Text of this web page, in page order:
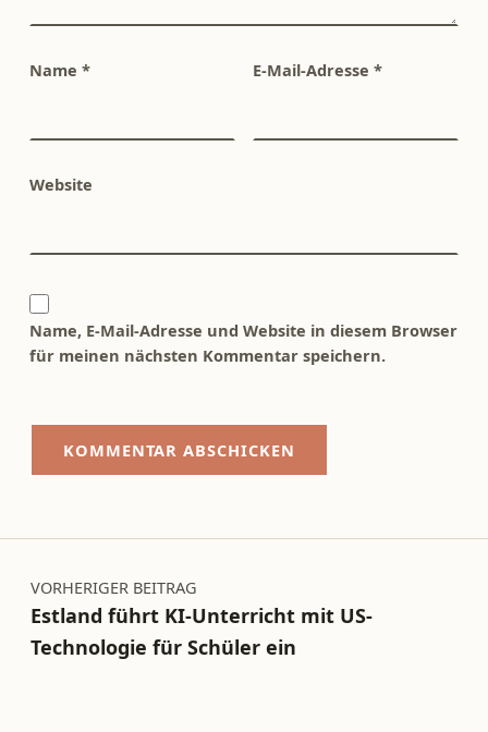
Name * E-Mail-Adresse *
Website
Name, E-Mail-Adresse und Website in diesem Browser
für meinen nächsten Kommentar speichern.
Beitragsnavigation
VORHERIGER BEITRAG
Estland führt KI-Unterricht mit US-
Technologie für Schüler ein